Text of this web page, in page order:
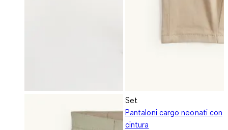
Set
Pantaloni cargo neonati con
cintura